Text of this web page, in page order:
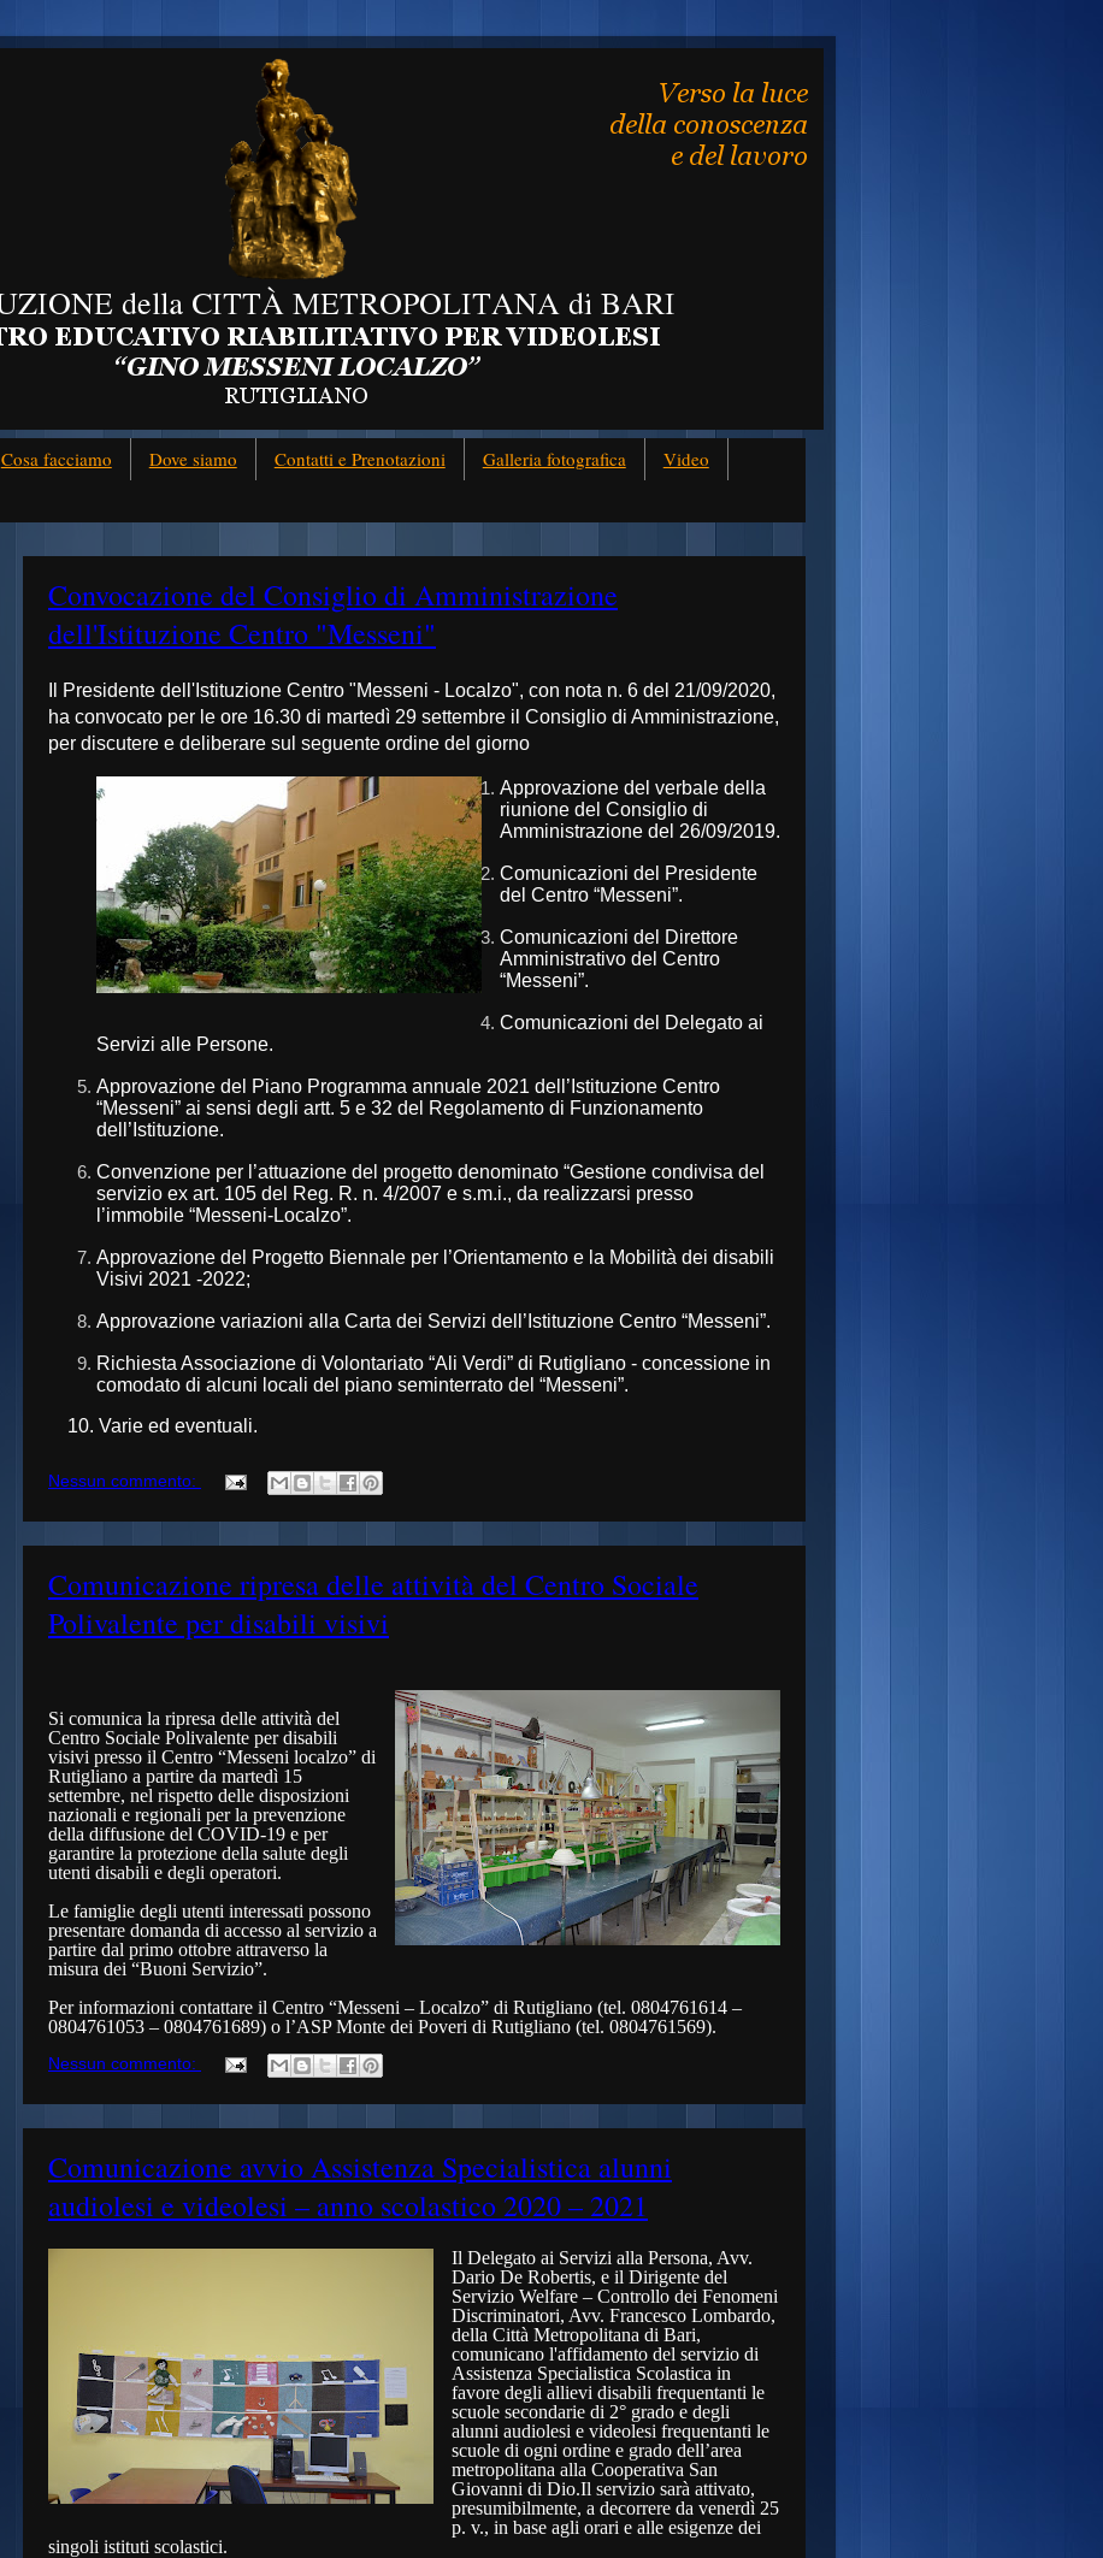
Cosa facciamo Dove siamo Contatti e Prenotazioni Galleria fotografica
Video
Convocazione del Consiglio di Amministrazione
dell'Istituzione Centro "Messeni"
Il Presidente dell'Istituzione Centro "Messeni - Localzo", con nota n. 6 del 21/09/2020,
ha convocato per le ore 16.30 di martedì 29 settembre il Consiglio di Amministrazione,
per discutere e deliberare sul seguente ordine del giorno
Approvazione del verbale della
riunione del Consiglio di
Amministrazione del 26/09/2019.
Comunicazioni del Presidente
del Centro “Messeni”.
Comunicazioni del Direttore
Amministrativo del Centro
“Messeni”.
Comunicazioni del Delegato ai
Servizi alle Persone.
Approvazione del Piano Programma annuale 2021 dell’Istituzione Centro
“Messeni” ai sensi degli artt. 5 e 32 del Regolamento di Funzionamento
dell’Istituzione.
Convenzione per l’attuazione del progetto denominato “Gestione condivisa del
servizio ex art. 105 del Reg. R. n. 4/2007 e s.m.i., da realizzarsi presso
l’immobile “Messeni-Localzo”.
Approvazione del Progetto Biennale per l’Orientamento e la Mobilità dei disabili
Visivi 2021 -2022;
Approvazione variazioni alla Carta dei Servizi dell’Istituzione Centro “Messeni”.
Richiesta Associazione di Volontariato “Ali Verdi” di Rutigliano - concessione in
comodato di alcuni locali del piano seminterrato del “Messeni”.
10. Varie ed eventuali.
Nessun commento:
Comunicazione ripresa delle attività del Centro Sociale
Polivalente per disabili visivi
Si comunica la ripresa delle attività del
Centro Sociale Polivalente per disabili
visivi presso il Centro “Messeni localzo” di
Rutigliano a partire da martedì 15
settembre, nel rispetto delle disposizioni
nazionali e regionali per la prevenzione
della diffusione del COVID-19 e per
garantire la protezione della salute degli
utenti disabili e degli operatori.
Le famiglie degli utenti interessati possono
presentare domanda di accesso al servizio a
partire dal primo ottobre attraverso la
misura dei “Buoni Servizio”.
Per informazioni contattare il Centro “Messeni – Localzo” di Rutigliano (tel. 0804761614 –
0804761053 – 0804761689) o l’ASP Monte dei Poveri di Rutigliano (tel. 0804761569).
Nessun commento:
Comunicazione avvio Assistenza Specialistica alunni
audiolesi e videolesi – anno scolastico 2020 – 2021
Il Delegato ai Servizi alla Persona, Avv.
Dario De Robertis, e il Dirigente del
Servizio Welfare – Controllo dei Fenomeni
Discriminatori, Avv. Francesco Lombardo,
della Città Metropolitana di Bari,
comunicano l'affidamento del servizio di
Assistenza Specialistica Scolastica in
favore degli allievi disabili frequentanti le
scuole secondarie di 2° grado e degli
alunni audiolesi e videolesi frequentanti le
scuole di ogni ordine e grado dell’area
metropolitana alla Cooperativa San
Giovanni di Dio.Il servizio sarà attivato,
presumibilmente, a decorrere da venerdì 25
p. v., in base agli orari e alle esigenze dei
singoli istituti scolastici.